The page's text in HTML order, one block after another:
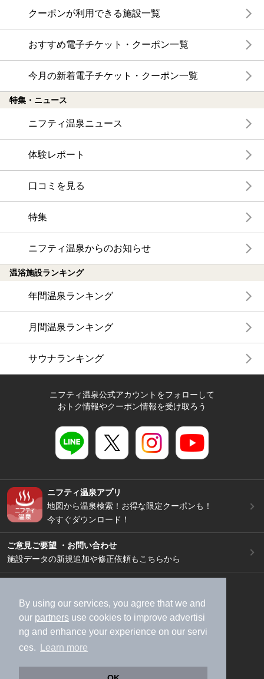
By using our services, you agree that we and
our partners use cookies to improve advertisi
ng and enhance your experience on our servi
ces.
Learn more
クーポンが利用できる施設一覧
おすすめ電子チケット・クーポン一覧
今月の新着電子チケット・クーポン一覧
特集・ニュース
ニフティ温泉ニュース
体験レポート
口コミを見る
特集
ニフティ温泉からのお知らせ
温浴施設ランキング
年間温泉ランキング
月間温泉ランキング
サウナランキング
ニフティ温泉公式アカウントをフォローして
おトク情報やクーポン情報を受け取ろう
ニフティ温泉アプリ
地図から温泉検索！お得な限定クーポンも！
今すぐダウンロード！
ご意見ご要望 ・お問い合わせ
施設データの新規追加や修正依頼もこちらから
加盟店募集（資料請求）
広告出稿のご案内
利用規約
ライフスタイルMEMBERS+規約
特定商取引法に基づく表記
ヘルプ
採用情報
運営会社